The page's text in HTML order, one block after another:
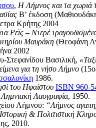
, Η Λήμνος και τα χωριά
Β’ έκδοση
Κρήτης 2004
Ρεϊς – Ντερέ
Μαυράκη (Θεοφάνη
2002
Στεφανίδου Βασιλική,
για τη νήσο Λήμνο
1986.
του Ηφαίστου ISBN 960-
Λημνιακή Λαογραφία, 1950.
Λήμνου: “Λήμνος
& Πολιτιστική
2010.